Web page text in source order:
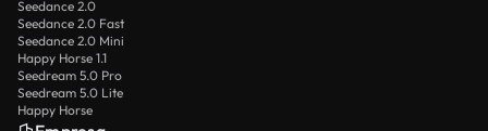
Seedance 2.0
Seedance 2.0 Fast
Seedance 2.0 Mini
Happy Horse 1.1
Seedream 5.0 Pro
Seedream 5.0 Lite
Happy Horse